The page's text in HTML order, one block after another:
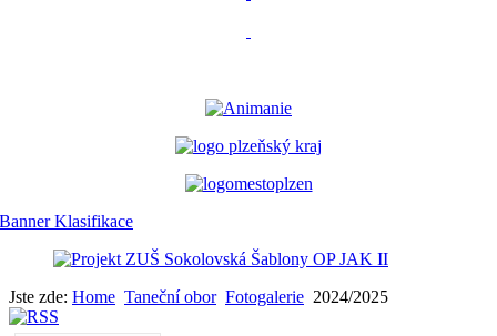
Jste zde: Home Taneční obor Fotogalerie 2024/2025